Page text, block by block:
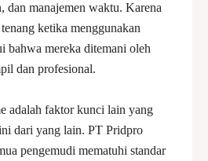
dan manajemen waktu. Karena
ketika menggunakan
bahwa mereka ditemani oleh
dan profesional.
adalah faktor kunci lain yang
dari yang lain. PT Pridpro
pengemudi mematuhi standar